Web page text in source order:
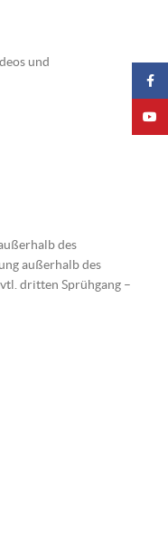
und
des
außerhalb des
dritten Sprühgang –